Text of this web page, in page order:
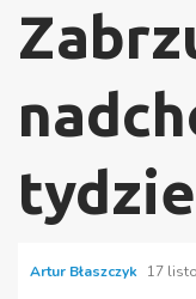
Artur Błaszczyk 17